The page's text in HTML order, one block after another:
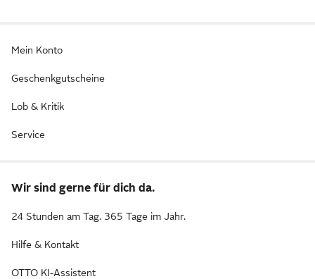
Mein Konto
Geschenkgutscheine
Lob & Kritik
Service
Wir sind gerne für dich da.
24 Stunden am Tag. 365 Tage im Jahr.
Hilfe & Kontakt
OTTO KI-Assistent